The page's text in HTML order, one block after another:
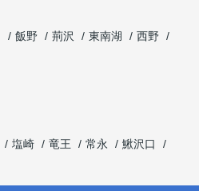
飯野 荊沢 東南湖
西野
塩崎 竜王 常永
鰍沢口